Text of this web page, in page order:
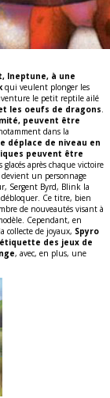
Ineptune, à une
qui veulent plonger les
le petit reptile ailé
les oeufs de dragons
peuvent être
dans la
déplace de niveau en
peuvent être
glacés après chaque victoire
un personnage
Sergent Byrd, Blink la
Ce titre, bien
de nouveautés visant à
Cependant, en
collecte de joyaux, Spyro
des jeux de
, avec, en plus, une